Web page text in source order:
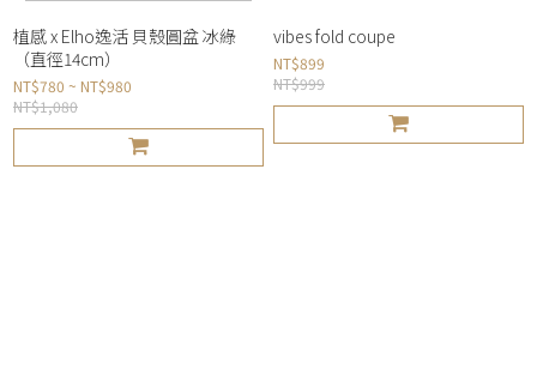
植感 x Elho逸活 貝殼圓盆 冰綠
（直徑14cm）
NT$780 ~ NT$980
NT$1,080
vibes fold coupe
NT$899
NT$999